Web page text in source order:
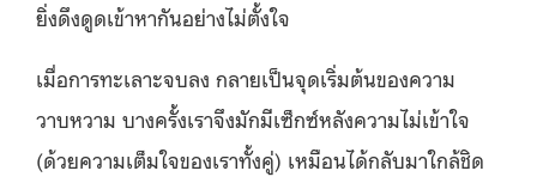
ยิ่งดึงดูดเข้าหากันอย่างไม่ตั้งใจ
เมื่อการทะเลาะจบลง กลายเป็นจุดเริ่มต้นของความ
วาบหวาม บางครั้งเราจึงมักมีเซ็กซ์หลังความไม่เข้าใจ
(ด้วยความเต็มใจของเราทั้งคู่) เหมือนได้กลับมาใกล้ชิด